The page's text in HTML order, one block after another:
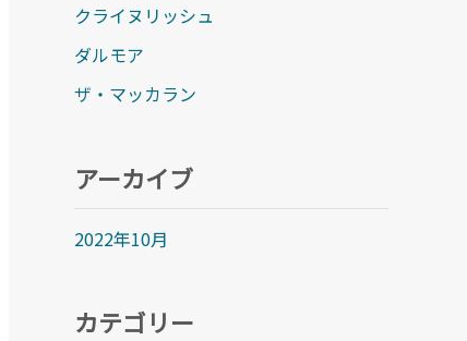
クライヌリッシュ
ダルモア
ザ・マッカラン
アーカイブ
2022年10月
カテゴリー